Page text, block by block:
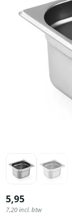
5,95
7,20incl. btw